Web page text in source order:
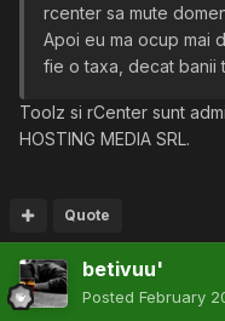
rcenter sa mute
Apoi eu ma ocup mai
fie o taxa, decat banii
Toolz si rCenter sunt
HOSTING MEDIA SRL.
Quote
betivuu'
Posted February